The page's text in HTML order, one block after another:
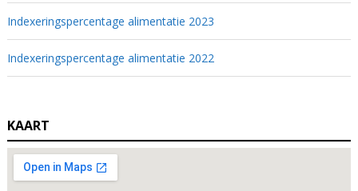
Indexeringspercentage alimentatie 2023
Indexeringspercentage alimentatie 2022
KAART